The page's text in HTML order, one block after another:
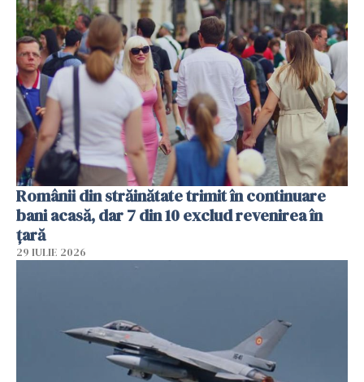
Românii din străinătate trimit în continuare
bani acasă, dar 7 din 10 exclud revenirea în
țară
29 IULIE 2026